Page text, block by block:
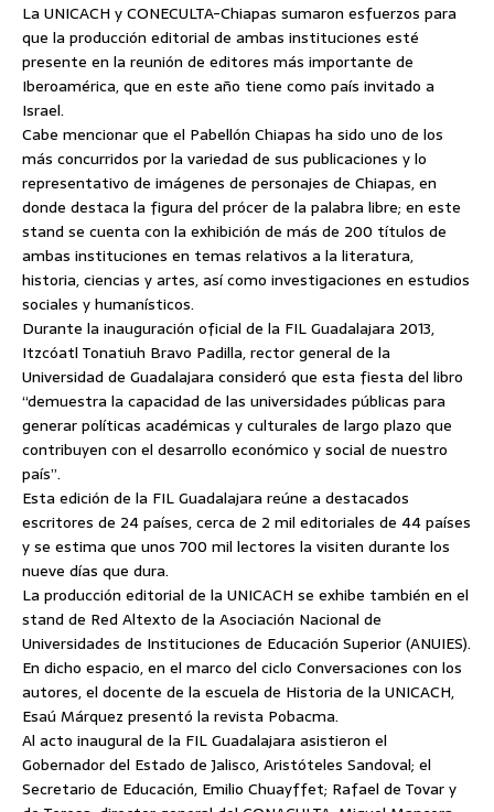
La UNICACH y CONECULTA-Chiapas sumaron esfuerzos para
que la producción editorial de ambas instituciones esté
presente en la reunión de editores más importante de
Iberoamérica, que en este año tiene como país invitado a
Israel.
Cabe mencionar que el Pabellón Chiapas ha sido uno de los
más concurridos por la variedad de sus publicaciones y lo
representativo de imágenes de personajes de Chiapas, en
donde destaca la figura del prócer de la palabra libre; en este
stand se cuenta con la exhibición de más de 200 títulos de
ambas instituciones en temas relativos a la literatura,
historia, ciencias y artes, así como investigaciones en estudios
sociales y humanísticos.
Durante la inauguración oficial de la FIL Guadalajara 2013,
Itzcóatl Tonatiuh Bravo Padilla, rector general de la
Universidad de Guadalajara consideró que esta fiesta del libro
“demuestra la capacidad de las universidades públicas para
generar políticas académicas y culturales de largo plazo que
contribuyen con el desarrollo económico y social de nuestro
país”.
Esta edición de la FIL Guadalajara reúne a destacados
escritores de 24 países, cerca de 2 mil editoriales de 44 países
y se estima que unos 700 mil lectores la visiten durante los
nueve días que dura.
La producción editorial de la UNICACH se exhibe también en el
stand de Red Altexto de la Asociación Nacional de
Universidades de Instituciones de Educación Superior (ANUIES).
En dicho espacio, en el marco del ciclo Conversaciones con los
autores, el docente de la escuela de Historia de la UNICACH,
Esaú Márquez presentó la revista Pobacma.
Al acto inaugural de la FIL Guadalajara asistieron el
Gobernador del Estado de Jalisco, Aristóteles Sandoval; el
Secretario de Educación, Emilio Chuayffet; Rafael de Tovar y